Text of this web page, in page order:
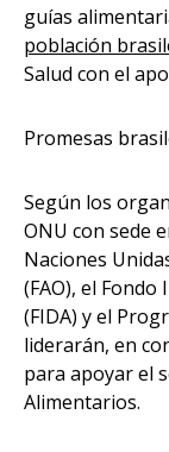
guías
población
Salud con el
Promesas
Según los
ONU con sede
Naciones
(FAO), el
(FIDA) y el
liderarán, en
para apoyar el
Alimentarios.